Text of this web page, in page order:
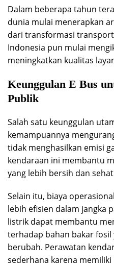
Dalam beberapa tahun
dunia mulai menerapkan
dari transformasi
Indonesia pun mulai
meningkatkan kualitas
Keunggulan E Bus
Publik
Salah satu keunggulan
kemampuannya
tidak menghasilkan emisi
kendaraan ini membantu
yang lebih bersih dan
Selain itu, biaya
lebih efisien dalam jangka
listrik dapat membantu
terhadap bahan bakar
berubah. Perawatan
sederhana karena